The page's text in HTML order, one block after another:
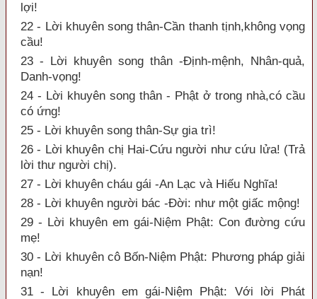
lợi!
22 - Lời khuyên song thân-Cần thanh tịnh,không vọng
cầu!
23 - Lời khuyên song thân -Định-mệnh, Nhân-quả,
Danh-vọng!
24 - Lời khuyên song thân - Phật ở trong nhà,có cầu
có ứng!
25 - Lời khuyên song thân-Sự gia trì!
26 - Lời khuyên chị Hai-Cứu người như cứu lửa! (Trả
lời thư người chị).
27 - Lời khuyên cháu gái -An Lạc và Hiếu Nghĩa!
28 - Lời khuyên người bác -Đời: như một giấc mộng!
29 - Lời khuyên em gái-Niệm Phật: Con đường cứu
mẹ!
30 - Lời khuyên cô Bốn-Niệm Phật: Phương pháp giải
nạn!
31 - Lời khuyên em gái-Niệm Phật: Với lời Phát